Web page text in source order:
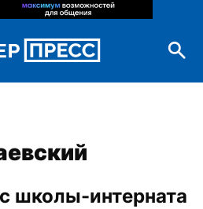
школы-интерната